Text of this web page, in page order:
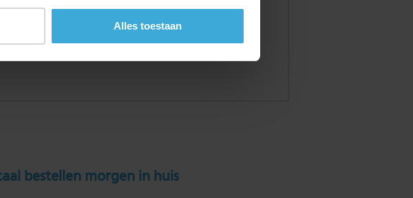
Alles toestaan
bestellen morgen in huis